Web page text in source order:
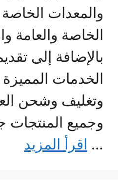
والمعدات
الخاصة والعامة
بالإضافة إلى
الخدمات
وتغليف وشحن
وجميع المنتجات
… اقرأ المزيد